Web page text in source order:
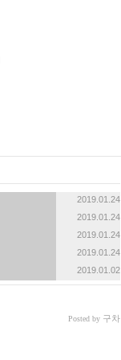
2019.01.24
2019.01.24
2019.01.24
2019.01.24
2019.01.02
Posted by 구